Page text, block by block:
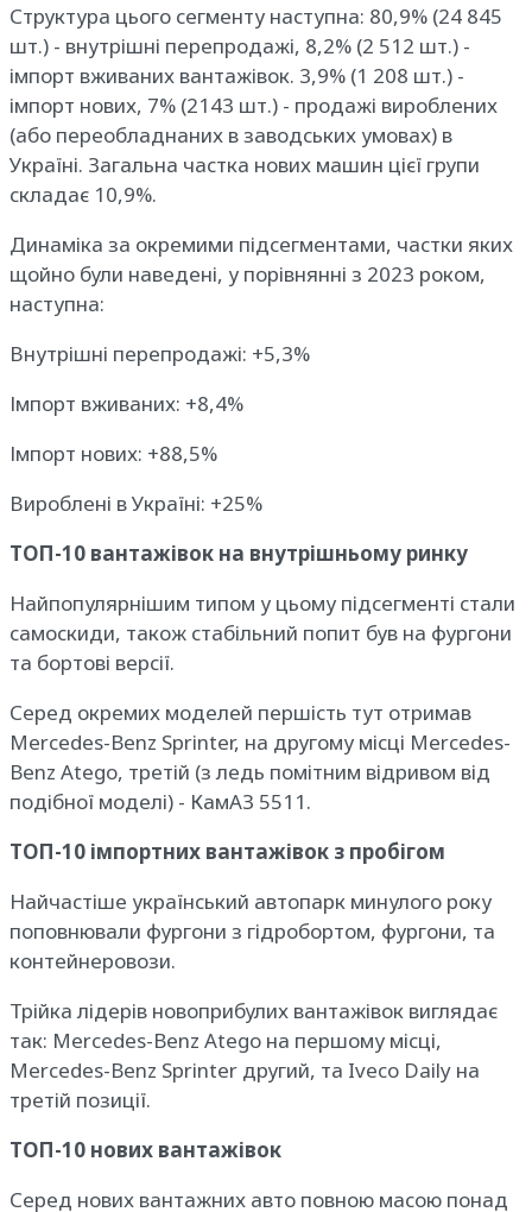
Структура цього сегменту наступна: 80,9% (24 845
шт.) - внутрішні перепродажі, 8,2% (2 512 шт.) -
імпорт вживаних вантажівок. 3,9% (1 208 шт.) -
імпорт нових, 7% (2143 шт.) - продажі вироблених
(або переобладнаних в заводських умовах) в
Україні. Загальна частка нових машин цієї групи
складає 10,9%.
Динаміка за окремими підсегментами, частки яких
щойно були наведені, у порівнянні з 2023 роком,
наступна:
Внутрішні перепродажі: +5,3%
Імпорт вживаних: +8,4%
Імпорт нових: +88,5%
Вироблені в Україні: +25%
ТОП-10 вантажівок на внутрішньому ринку
Найпопулярнішим типом у цьому підсегменті стали
самоскиди, також стабільний попит був на фургони
та бортові версії.
Серед окремих моделей першість тут отримав
Mercedes-Benz Sprinter, на другому місці Mercedes-
Benz Atego, третій (з ледь помітним відривом від
подібної моделі) - КамАЗ 5511.
ТОП-10 імпортних вантажівок з пробігом
Найчастіше український автопарк минулого року
поповнювали фургони з гідробортом, фургони, та
контейнеровози.
Трійка лідерів новоприбулих вантажівок виглядає
так: Mercedes-Benz Atego на першому місці,
Mercedes-Benz Sprinter другий, та Iveco Daily на
третій позиції.
ТОП-10 нових вантажівок
Серед нових вантажних авто повною масою понад